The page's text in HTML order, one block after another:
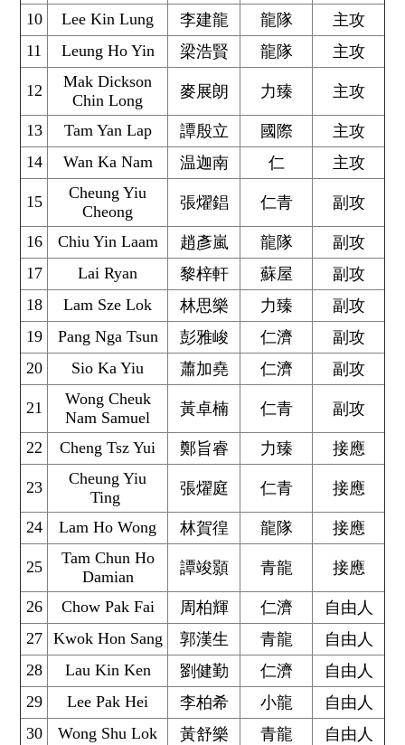
10 Lee Kin Lung 李建龍 龍隊
主攻
11
Leung Ho Yin 梁浩賢 龍隊 主攻
12
Mak Dickson
Chin Long
麥展朗 力臻 主攻
13 Tam Yan Lap 譚殷立 國際
主攻
14
Wan Ka Nam 温迦南 仁 主攻
15
Cheung Yiu
Cheong
張燿錩 仁青 副攻
16 Chiu Yin Laam 趙彥嵐 龍隊
副攻
17
Lai Ryan 黎梓軒 蘇屋
副攻
18
Lam Sze Lok 林思樂 力臻
副攻
19
Pang Nga Tsun 彭雅峻 仁濟
副攻
20
Sio Ka Yiu 蕭加堯 仁濟 副攻
21
Wong Cheuk
Nam Samuel
黃卓楠 仁青 副攻
22 Cheng Tsz Yui 鄭旨睿 力臻 接應
23
Cheung Yiu
Ting
張燿庭 仁青 接應
24 Lam Ho Wong 林賀徨 龍隊 接應
25
Tam Chun Ho
Damian
譚竣顥 青龍 接應
26 Chow Pak Fai 周柏輝 仁濟
自由人
27
Kwok Hon Sang 郭漢生 青龍
自由人
28
Lau Kin Ken 劉健勤 仁濟
自由人
29
Lee Pak Hei 李柏希 小龍
自由人
30
Wong Shu Lok 黃舒樂 青龍 自由人